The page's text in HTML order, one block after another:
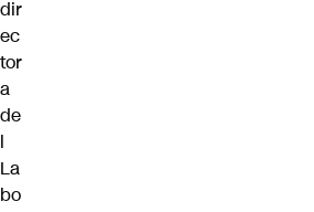
dir
ec
tor
a
de
l
La
bo